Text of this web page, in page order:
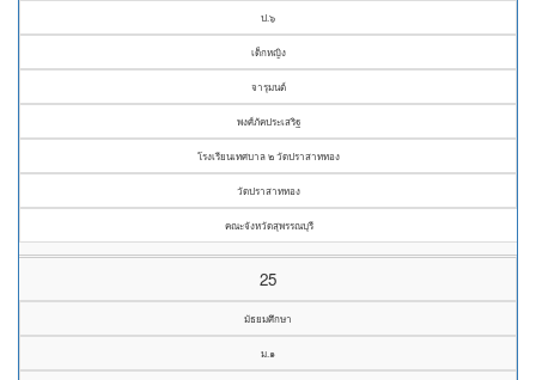
ป.๖
เด็กหญิง
จารุมนต์
พงศ์ภัคประเสริฐ
โรงเรียนเทศบาล ๒ วัดปราสาททอง
วัดปราสาททอง
คณะจังหวัดสุพรรณบุรี
25
มัธยมศึกษา
ม.๑